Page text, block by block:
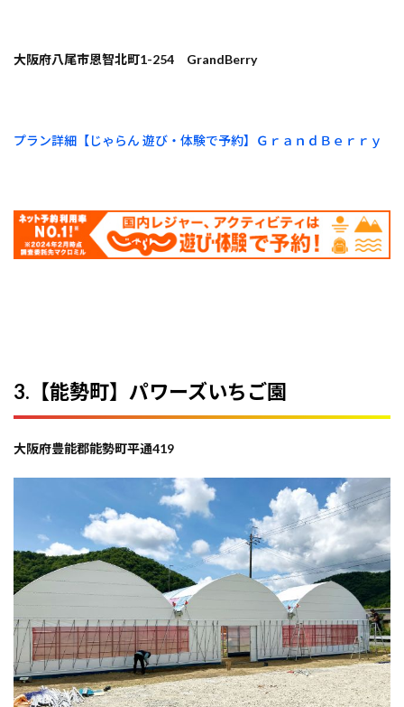
大阪府八尾市恩智北町1-254 GrandBerry
プラン詳細【じゃらん 遊び・体験で予約】ＧｒａｎｄＢｅｒｒｙ
3.【能勢町】パワーズいちご園
大阪府豊能郡能勢町平通419